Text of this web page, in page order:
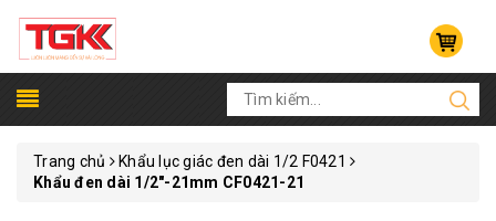
Trang chủ
Khẩu lục giác đen dài 1/2 F0421
Khẩu đen dài 1/2"-21mm CF0421-21